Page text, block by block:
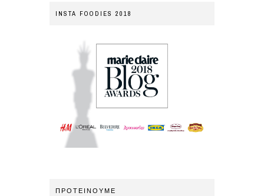
INSTA FOODIES 2018
ΠΡΟΤΕΙΝΟΥΜΕ